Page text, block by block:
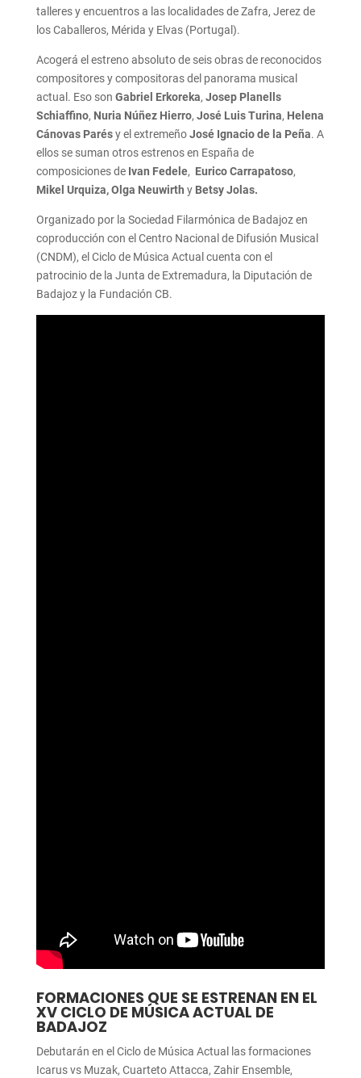
talleres y encuentros a las localidades de Zafra, Jerez de
los Caballeros, Mérida y Elvas (Portugal).
Acogerá el estreno absoluto de seis obras de reconocidos
compositores y compositoras del panorama musical
actual. Eso son Gabriel Erkoreka, Josep Planells
Schiaffino, Nuria Núñez Hierro, José Luis Turina, Helena
Cánovas Parésy el extremeñoJosé Ignacio de la Peña. A
ellos se suman otros estrenos en España de
composiciones de Ivan Fedele, Eurico Carrapatoso,
Mikel Urquiza, Olga Neuwirth y Betsy Jolas.
Organizado por la Sociedad Filarmónica de Badajoz en
coproducción con el Centro Nacional de Difusión Musical
(CNDM), el Ciclo de Música Actual cuenta con el
patrocinio de la Junta de Extremadura, la Diputación de
Badajoz y la Fundación CB.
FORMACIONES QUE SE ESTRENAN EN EL
XV CICLO DE MÚSICA ACTUAL DE
BADAJOZ
Debutarán en el Ciclo de Música Actual las formaciones
Icarus vs Muzak, Cuarteto Attacca, Zahir Ensemble,